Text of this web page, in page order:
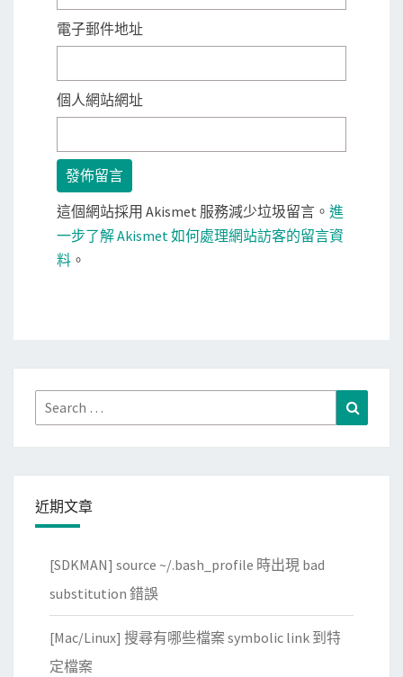
電子郵件地址
個人網站網址
這個網站採用 Akismet 服務減少垃圾留言。 進
一步了解 Akismet 如何處理網站訪客的留言資
料 。
Search
for:
近期文章
[SDKMAN] source ~/.bash_profile 時出現 bad
substitution 錯誤
[Mac/Linux] 搜尋有哪些檔案 symbolic link 到特
定檔案